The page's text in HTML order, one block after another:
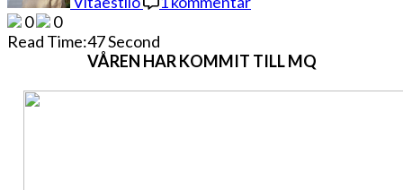
0
0
Read Time:47 Second
VÅREN HAR KOMMIT TILL MQ